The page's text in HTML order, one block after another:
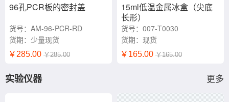
96孔PCR板的密封盖
货号：AM-96-PCR-RD
货期：少量现货
￥285.00 ￥285.00
15ml低温金属冰盒（尖底
长形）
货号：007-T0030
货期：现货
￥165.00 ￥165.00
实验仪器 更多